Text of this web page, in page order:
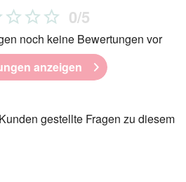
0/5
noch keine Bewertungen vor
anzeigen
gestellte Fragen zu diesem